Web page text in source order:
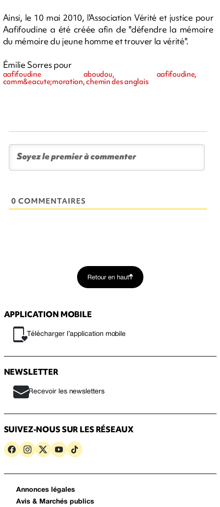
Ainsi, le 10 mai 2010, l'Association Vérité et justice pour
Aafifoudine a été créée afin de "défendre la mémoire
du mémoire du jeune homme et trouver la vérité".
Émilie Sorres pour
aafifoudine aboudou, aafifoudine,
comm&eacute;moration, chemin des anglais
0 COMMENTAIRES
Retour en haut
APPLICATION MOBILE
Télécharger l’application mobile
NEWSLETTER
Recevoir les newsletters
SUIVEZ-NOUS SUR LES RÉSEAUX
Annonces légales
Avis & Marchés publics